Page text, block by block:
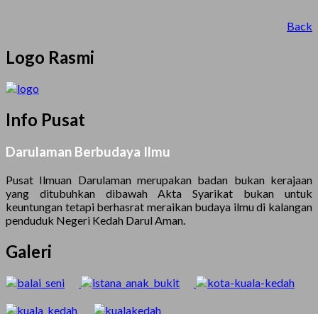
Back
Logo Rasmi
Info Pusat
Darulaman Berbudaya Ilmu
Pusat Ilmuan Darulaman merupakan badan bukan kerajaan
yang ditubuhkan dibawah Akta Syarikat bukan untuk
keuntungan tetapi berhasrat meraikan budaya ilmu di kalangan
penduduk Negeri Kedah Darul Aman.
Galeri